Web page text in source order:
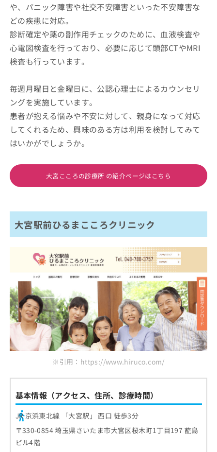
や、パニック障害や社交不安障害といった不安障害な
どの疾患に対応。
診断確定や薬の副作用チェックのために、血液検査や
心電図検査を行っており、必要に応じて頭部CTやMRI
検査も行っています。
毎週月曜日と金曜日に、公認心理士によるカウンセリ
ングを実施しています。
患者が抱える悩みや不安に対して、親身になって対応
してくれるため、興味のある方は利用を検討してみて
はいかがでしょうか。
大宮こころの診療所 の紹介ページはこちら
大宮駅前ひるまこころクリニック
※引用：https://www.hiruco.com/
基本情報（アクセス、住所、診療時間）
JR 京浜東北線 「大宮駅」 西口 徒歩3分
〒330-0854 埼玉県さいたま市大宮区桜木町1丁目197 蓜島
ビル4階